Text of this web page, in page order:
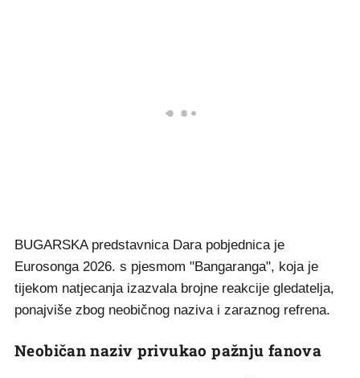
BUGARSKA predstavnica Dara pobjednica je
Eurosonga 2026. s pjesmom "Bangaranga", koja je
tijekom natjecanja izazvala brojne reakcije gledatelja,
ponajviše zbog neobičnog naziva i zaraznog refrena.
Neobičan naziv privukao pažnju fanova